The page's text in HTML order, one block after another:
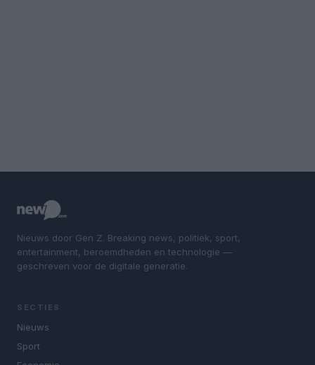
Nieuws door Gen Z. Breaking news, politiek, sport,
entertainment, beroemdheden en technologie —
geschreven voor de digitale generatie.
SECTIES
Nieuws
Sport